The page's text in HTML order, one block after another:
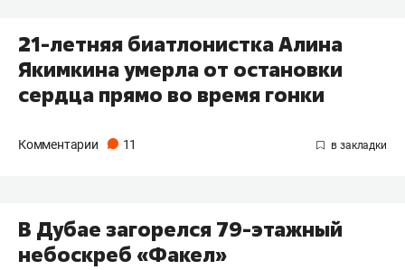
21-летняя биатлонистка Алина
Якимкина умерла от остановки
сердца прямо во время гонки
Комментарии 11
В Дубае загорелся 79-этажный
небоскреб «Факел»